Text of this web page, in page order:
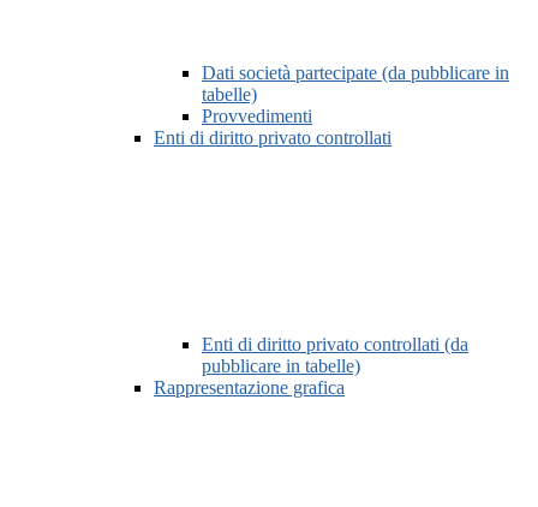
Dati società partecipate (da pubblicare in
tabelle)
Provvedimenti
Enti di diritto privato controllati
Enti di diritto privato controllati (da
pubblicare in tabelle)
Rappresentazione grafica